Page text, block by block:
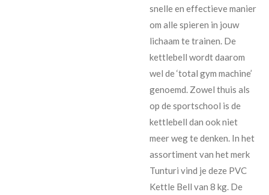
snelle en effectieve manier
om alle spieren in jouw
lichaam te trainen. De
kettlebell wordt daarom
wel de ‘total gym machine’
genoemd. Zowel thuis als
op de sportschool is de
kettlebell dan ook niet
meer weg te denken. In het
assortiment van het merk
Tunturi vind je deze PVC
Kettle Bell van 8 kg. De